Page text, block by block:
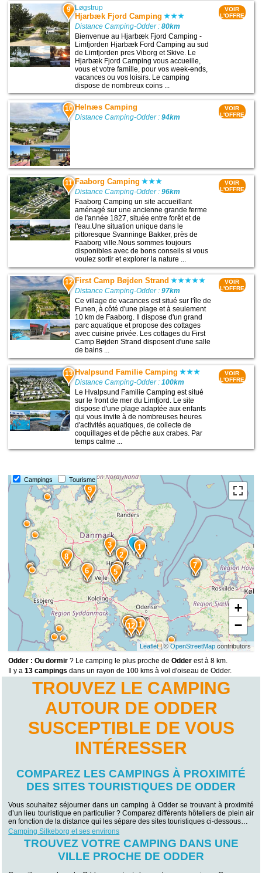
9 Løgstrup
Hjarbæk Fjord Camping
Distance Camping-Odder :80km
Bienvenue au Hjarbæk Fjord Camping -
Limfjorden Hjarbæk Ford Camping au sud
de Limfjorden pres Viborg et Skive. Le
Hjarbæk Fjord Camping vous accueille,
vous et votre famille, pour vos week-ends,
vacances ou vos loisirs. Le camping
dispose de nombreux coins ...
VOIR
L'OFFRE
10 Helnæs Camping
Distance Camping-Odder :94km
VOIR
L'OFFRE
11 Faaborg Camping
Distance Camping-Odder :96km
Faaborg Camping un site accueillant
aménagé sur une ancienne grande ferme
de l'année 1827, située entre forêt et de
l'eau.Une situation unique dans le
pittoresque Svanninge Bakker, près de
Faaborg ville.Nous sommes toujours
disponibles avec de bons conseils si vous
voulez sortir et explorer la nature ...
VOIR
L'OFFRE
12 First Camp Bøjden Strand
Distance Camping-Odder :97km
Ce village de vacances est situé sur l'île de
Funen, à côté d'une plage et à seulement
10 km de Faaborg. Il dispose d'un grand
parc aquatique et propose des cottages
avec cuisine privée. Les cottages du First
Camp Bøjden Strand disposent d'une salle
de bains ...
VOIR
L'OFFRE
13 Hvalpsund Familie Camping
Distance Camping-Odder :100km
Le Hvalpsund Familie Camping est situé
sur le front de mer du Limfjord. Le site
dispose d'une plage adaptée aux enfants
qui vous invite à de nombreuses heures
d'activités aquatiques, de collecte de
coquillages et de pêche aux crabes. Par
temps calme ...
VOIR
L'OFFRE
Campings Tourisme
13
1211
10
9
8
7
6 54
3
2
1
+
−
Leaflet| ©OpenStreetMapcontributors
Odder : Ou dormir ? Le camping le plus proche deOdder est à 8 km.
Il y a13 campings dans un rayon de 100 kms à vol d'oiseau de Odder.
TROUVEZ LE CAMPING
AUTOUR DE ODDER
SUSCEPTIBLE DE VOUS
INTÉRESSER
COMPAREZ LES CAMPINGS À PROXIMITÉ
DES SITES TOURISTIQUES DE ODDER
Vous souhaitez séjourner dans un camping à Odder se trouvant à proximité
d’un lieu touristique en particulier ? Comparez différents hôteliers de plein air
en fonction de la distance qui les sépare des sites touristiques ci-dessous…
Camping Silkeborg et ses environs
TROUVEZ VOTRE CAMPING DANS UNE
VILLE PROCHE DE ODDER